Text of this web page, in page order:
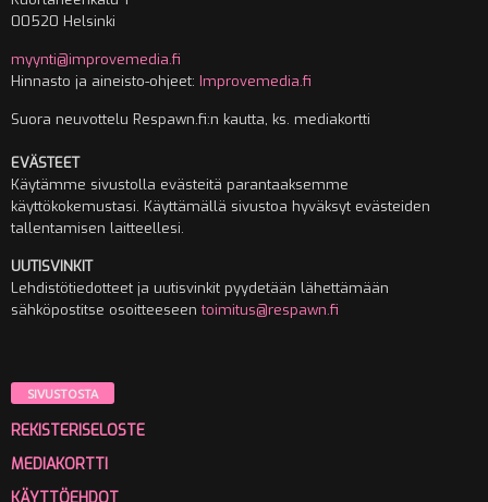
00520 Helsinki
myynti@improvemedia.fi
Hinnasto ja aineisto-ohjeet: Improvemedia.fi
Suora neuvottelu Respawn.fi:n kautta, ks. mediakortti
EVÄSTEET
Käytämme sivustolla evästeitä parantaaksemme
käyttökokemustasi. Käyttämällä sivustoa hyväksyt evästeiden
tallentamisen laitteellesi.
UUTISVINKIT
Lehdistötiedotteet ja uutisvinkit pyydetään lähettämään
sähköpostitse osoitteeseentoimitus@respawn.fi
SIVUSTOSTA
REKISTERISELOSTE
MEDIAKORTTI
KÄYTTÖEHDOT